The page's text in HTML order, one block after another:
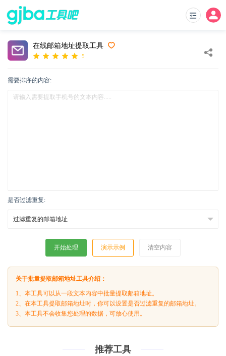
在线邮箱地址提取工具
5
需要排序的内容:
是否过滤重复:
开始处理 演示示例 清空内容
关于批量提取邮箱地址工具介绍：
1、本工具可以从一段文本内容中批量提取邮箱地址。
2、在本工具提取邮箱地址时，你可以设置是否过滤重复的邮箱地址。
3、本工具不会收集您处理的数据，可放心使用。
推荐工具